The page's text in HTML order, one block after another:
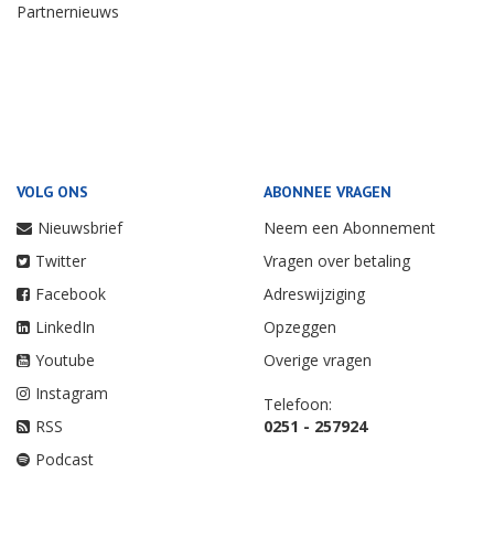
Partnernieuws
VOLG ONS
Nieuwsbrief
Twitter
Facebook
LinkedIn
Youtube
Instagram
RSS
Podcast
ABONNEE VRAGEN
Neem een Abonnement
Vragen over betaling
Adreswijziging
Opzeggen
Overige vragen
Telefoon:
0251 - 257924